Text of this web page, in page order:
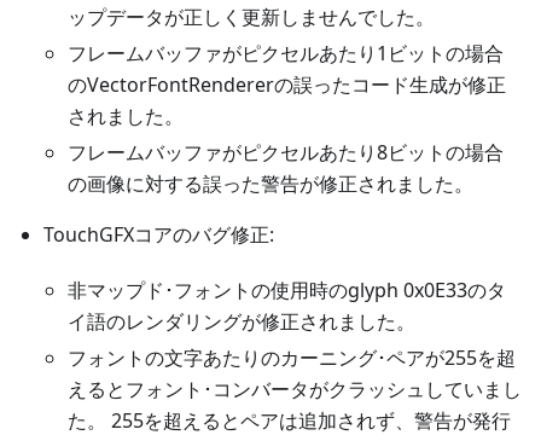
ップデータが正しく更新しませんでした。
フレームバッファがピクセルあたり1ビットの場合
のVectorFontRendererの誤ったコード生成が修正
されました。
フレームバッファがピクセルあたり8ビットの場合
の画像に対する誤った警告が修正されました。
TouchGFXコアのバグ修正:
非マップド･フォントの使用時のglyph 0x0E33のタ
イ語のレンダリングが修正されました。
フォントの文字あたりのカーニング･ペアが255を超
えるとフォント･コンバータがクラッシュしていまし
た。 255を超えるとペアは追加されず、警告が発行